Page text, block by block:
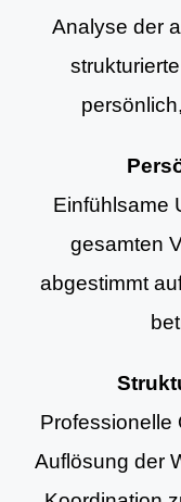
Analyse der
Einfühlsame
gesamten
abgestimmt
Professionelle
Auflösung der